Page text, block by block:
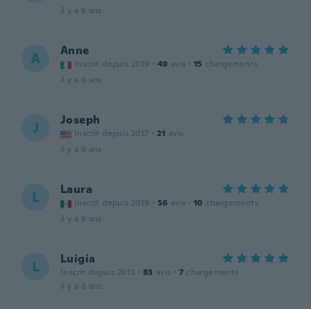
il y a 6 ans
A Anne
Inscrit depuis 2019 · 49 avis · 15 chargements
il y a 6 ans
J Joseph
Inscrit depuis 2017 · 21 avis
il y a 6 ans
L Laura
Inscrit depuis 2019 · 56 avis · 10 chargements
il y a 6 ans
L Luigia
Inscrit depuis 2013 · 83 avis · 7 chargements
il y a 6 ans